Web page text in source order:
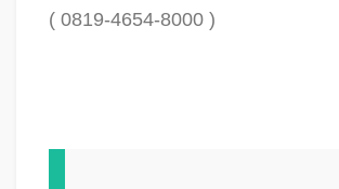
( 0819-4654-8000 )